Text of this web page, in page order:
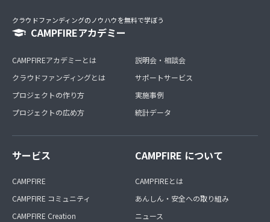
クラウドファンディングのノウハウを無料で学ぼう
CAMPFIREアカデミー
CAMPFIREアカデミーとは
クラウドファンディングとは
プロジェクトの作り方
プロジェクトの広め方
説明会・相談会
サポートサービス
実施事例
統計データ
サービス
CAMPFIRE
CAMPFIRE コミュニティ
CAMPFIRE Creation
CAMPFIRE について
CAMPFIREとは
あんしん・安全への取り組み
ニュース